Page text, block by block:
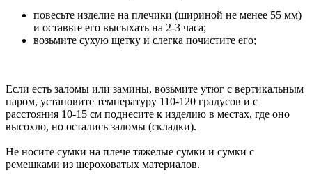
повесьте изделие на плечики (шириной не менее 55 мм)
и оставьте его высыхать на 2-3 часа;
возьмите сухую щетку и слегка почистите его;
Если есть заломы или замины, возьмите утюг с вертикальным
паром, установите температуру 110-120 градусов и с
расстояния 10-15 см поднесите к изделию в местах, где оно
высохло, но остались заломы (складки).
Не носите сумки на плече тяжелые сумки и сумки с
ремешками из шероховатых материалов.